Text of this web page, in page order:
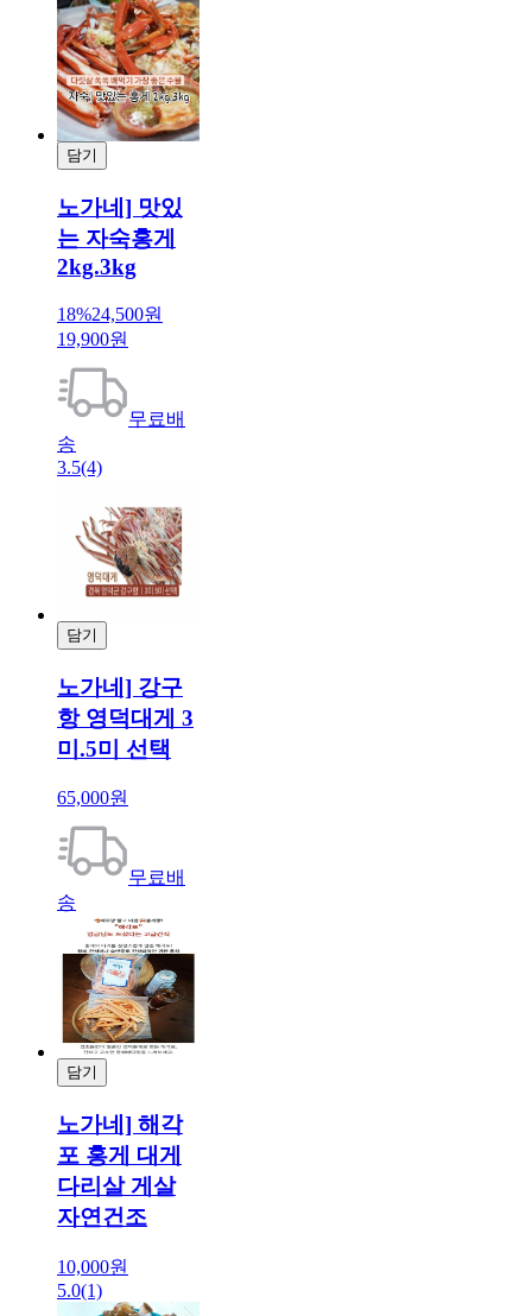
결제
담기
노가네] 맛있
는 자숙홍게
2kg.3kg
18%24,500원
19,900원
무료배
송
3.5(4)
결제
담기
노가네] 강구
항 영덕대게 3
미.5미 선택
65,000원
무료배
송
결제
담기
노가네] 해각
포 홍게 대게
다리살 게살
자연건조
10,000원
5.0(1)